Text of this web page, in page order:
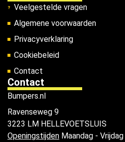
Veelgestelde vragen
Algemene voorwaarden
Privacyverklaring
Cookiebeleid
Contact
Contact
Bumpers.nl
Ravenseweg 9
3223 LM HELLEVOETSLUIS
Openingstijden Maandag -